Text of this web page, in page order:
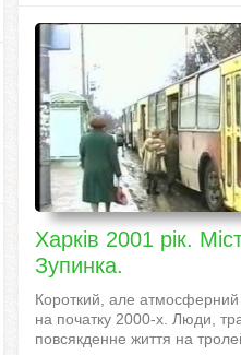
Харків 2001 рік.
Зупинка.
Короткий, але атмосферний
на початку 2000-х. Люди,
повсякденне життя на